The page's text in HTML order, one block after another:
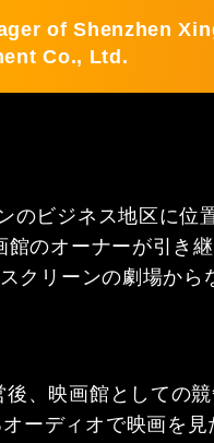
of Shenzhen
Co., Ltd.
のビジネス地区に
のオーナーが引き
クリーンの劇場か
、映画館としての
ーディオで映画を